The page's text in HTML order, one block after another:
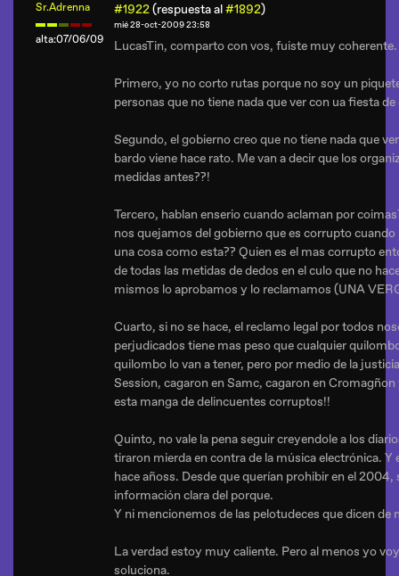
Sr.Adrenna
alta:07/06/09
#1922(respuesta al#1892)
mié 28-oct-2009 23:58
LucasTin, comparto con vos, fuiste muy coherente.
Primero, yo no corto rutas porque no soy un
personas que no tiene nada que ver con ua fiesta
Segundo, el gobierno creo que no tiene nada que
bardo viene hace rato. Me van a decir que los
medidas antes??!
Tercero, hablan enserio cuando aclaman por
nos quejamos del gobierno que es corrupto
una cosa como esta?? Quien es el mas corrupto
de todas las metidas de dedos en el culo que no
mismos lo aprobamos y lo reclamamos (UNA
Cuarto, si no se hace, el reclamo legal por todos
perjudicados tiene mas peso que cualquier
quilombo lo van a tener, pero por medio de la
Session, cagaron en Samc, cagaron en
esta manga de delincuentes corruptos!!
Quinto, no vale la pena seguir creyendole a los
tiraron mierda en contra de la música electrónica. Y
hace añoss. Desde que querían prohibir en el 2004,
información clara del porque.
Y ni mencionemos de las pelotudeces que dicen de
La verdad estoy muy caliente. Pero al menos yo
soluciona.